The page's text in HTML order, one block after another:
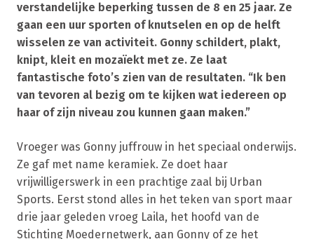
verstandelijke beperking tussen de 8 en 25 jaar. Ze
gaan een uur sporten of knutselen en op de helft
wisselen ze van activiteit. Gonny schildert, plakt,
knipt, kleit en mozaïekt met ze. Ze laat
fantastische foto’s zien van de resultaten. “Ik ben
van tevoren al bezig om te kijken wat iedereen op
haar of zijn niveau zou kunnen gaan maken.”
Vroeger was Gonny juffrouw in het speciaal onderwijs.
Ze gaf met name keramiek. Ze doet haar
vrijwilligerswerk in een prachtige zaal bij Urban
Sports. Eerst stond alles in het teken van sport maar
drie jaar geleden vroeg Laila, het hoofd van de
Stichting Moedernetwerk, aan Gonny of ze het